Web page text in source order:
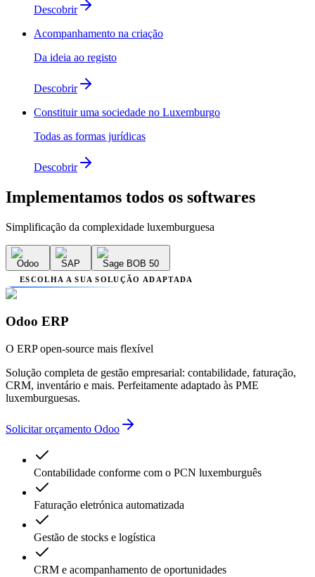
Descobrir
Acompanhamento na criação
Da ideia ao registo
Descobrir
Constituir uma sociedade no Luxemburgo
Todas as formas jurídicas
Descobrir
Implementamos todos os softwares
Simplificação da complexidade luxemburguesa
Odoo SAP Sage BOB 50
ESCOLHA A SUA SOLUÇÃO ADAPTADA
Odoo ERP
O ERP open-source mais flexível
Solução completa de gestão empresarial: contabilidade, faturação,
CRM, inventário e mais. Perfeitamente adaptado às PME
luxemburguesas.
Solicitar orçamento Odoo
Contabilidade conforme com o PCN luxemburguês
Faturação eletrónica automatizada
Gestão de stocks e logística
CRM e acompanhamento de oportunidades